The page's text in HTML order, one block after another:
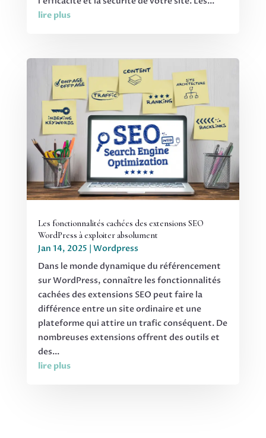
lire plus
Les fonctionnalités cachées des extensions SEO
WordPress à exploiter absolument
Jan 14, 2025 Wordpress
Dans le monde dynamique du référencement
sur WordPress, connaître les fonctionnalités
cachées des extensions SEO peut faire la
différence entre un site ordinaire et une
plateforme qui attire un trafic conséquent. De
nombreuses extensions offrent des outils et
des...
lire plus